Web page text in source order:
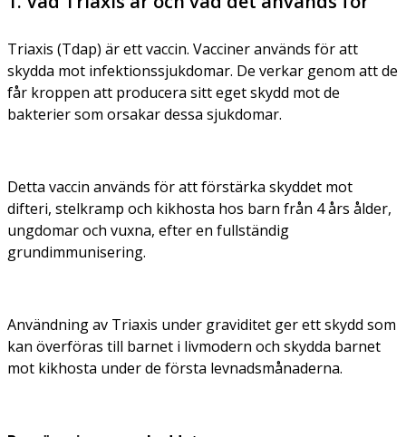
Triaxis (Tdap) är ett vaccin. Vacciner används för att
skydda mot infektionssjukdomar. De verkar genom att de
får kroppen att producera sitt eget skydd mot de
bakterier som orsakar dessa sjukdomar.
Detta vaccin används för att förstärka skyddet mot
difteri, stelkramp och kikhosta hos barn från 4 års ålder,
ungdomar och vuxna, efter en fullständig
grundimmunisering.
Användning av Triaxis under graviditet ger ett skydd som
kan överföras till barnet i livmodern och skydda barnet
mot kikhosta under de första levnadsmånaderna.